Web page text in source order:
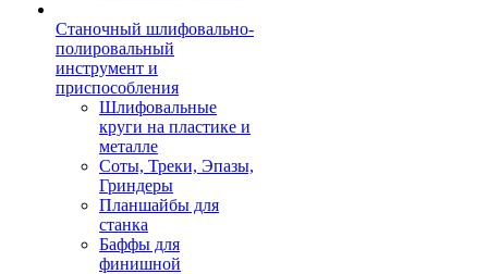
Станочный шлифовально-
полировальный
инструмент и
приспособления
Шлифовальные
круги на пластике и
металле
Соты, Треки, Эпазы,
Гриндеры
Планшайбы для
станка
Баффы для
финишной